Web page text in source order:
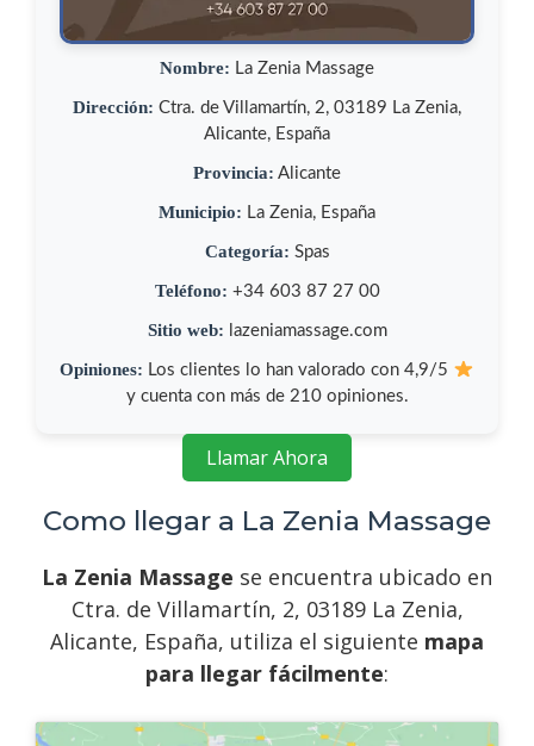
Nombre: La Zenia Massage
Dirección: Ctra. de Villamartín, 2, 03189 La Zenia,
Alicante, España
Provincia: Alicante
Municipio: La Zenia, España
Categoría: Spas
Teléfono: +34 603 87 27 00
Sitio web: lazeniamassage.com
Opiniones: Los clientes lo han valorado con 4,9/5
y cuenta con más de 210 opiniones.
Llamar Ahora
Como llegar a La Zenia Massage
La Zenia Massage se encuentra ubicado en
Ctra. de Villamartín, 2, 03189 La Zenia,
Alicante, España, utiliza el siguiente mapa
para llegar fácilmente: